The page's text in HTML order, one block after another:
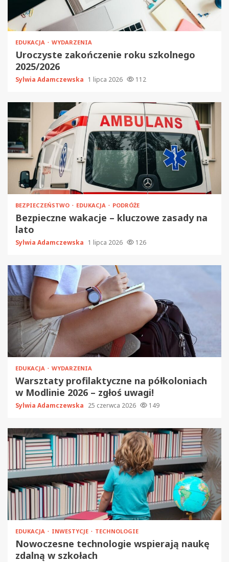
EDUKACJA WYDARZENIA
Uroczyste zakończenie roku szkolnego
2025/2026
Sylwia Adamczewska 1 lipca 2026 112
BEZPIECZEŃSTWO EDUKACJA PODRÓŻE
Bezpieczne wakacje – kluczowe zasady na
lato
Sylwia Adamczewska 1 lipca 2026 126
EDUKACJA WYDARZENIA
Warsztaty profilaktyczne na półkoloniach
w Modlinie 2026 – zgłoś uwagi!
Sylwia Adamczewska 25 czerwca 2026 149
EDUKACJA INWESTYCJE TECHNOLOGIE
Nowoczesne technologie wspierają naukę
zdalną w szkołach